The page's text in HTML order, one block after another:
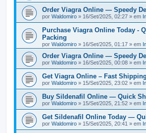
Order Viagra Online — Speedy
por Waldomiro » 16/Set/2025, 02:27 » em
Purchase Viagra Online Today -
Packing
por Waldomiro » 16/Set/2025, 01:17 » em
Order Viagra Online — Speedy
por Waldomiro » 16/Set/2025, 00:08 » em
Get Viagra Online – Fast
por Waldomiro » 15/Set/2025, 23:02 » em
Buy Sildenafil Online — Quick
por Waldomiro » 15/Set/2025, 21:52 » em
Get Sildenafil Online Today —
por Waldomiro » 15/Set/2025, 20:41 » em